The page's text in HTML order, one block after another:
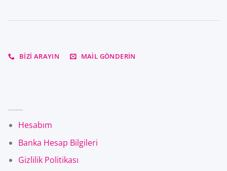
BIZI ARAYIN MAIL GÖNDERIN
Hesabım
Banka Hesap Bilgileri
Gizlilik Politikası